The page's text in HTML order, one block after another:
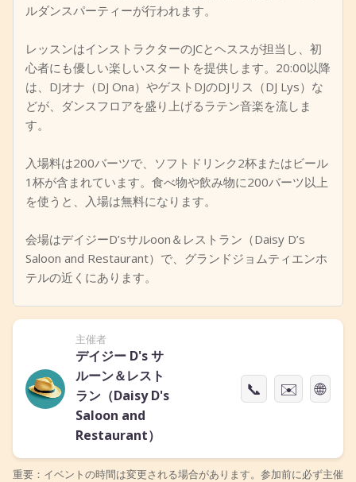
ルダンスパーティーが行われます。
レッスンはインストラクターのJCとヘススが担当し、初
心者にも優しい楽しいスタートを提供します。20:00以降
は、DJオナ（DJ Ona）やゲストDJのDJリス（DJ Lys）な
どが、ダンスフロアを盛り上げるラテン音楽を流しま
す。
入場料は200バーツで、ソフトドリンク2杯またはビール
1杯が含まれています。食べ物や飲み物に200バーツ以上
を使うと、入場は無料になります。
会場はデイジーD’sサルoon＆レストラン（Daisy D’s
Saloon and Restaurant）で、グランドジョムティエンホ
テルの近くにあります。
主催者
デイジー D's サ
ルーン＆レスト
ラン（Daisy D's
Saloon and
Restaurant）
📞 ✉️ 🌐
重要：イベントの時間は変更される場合があります。参加前に必ず主催